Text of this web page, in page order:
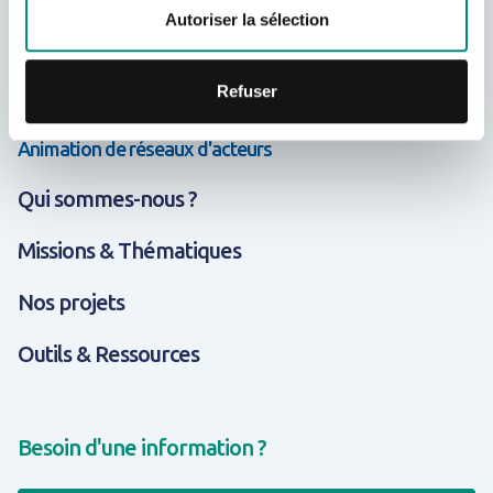
Autoriser la sélection
Refuser
Données & Systèmes d'Information
Formation & Compétences
Animation de réseaux d'acteurs
Qui sommes-nous ?
Missions & Thématiques
Nos projets
Outils & Ressources
Besoin d'une information ?